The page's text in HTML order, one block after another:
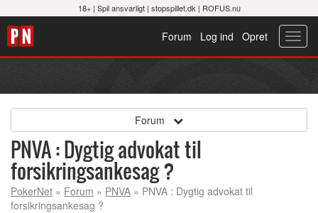
18+ | Spil ansvarligt| stopspillet.dk | ROFUS.nu
Opret
Log ind
Forum
Forum
PNVA : Dygtig advokat til
forsikringsankesag ?
PokerNet » Forum » PNVA » PNVA : Dygtig advokat til
forsikringsankesag ?